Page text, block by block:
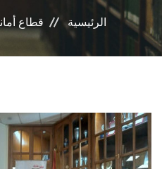
الرئيسية قطاع